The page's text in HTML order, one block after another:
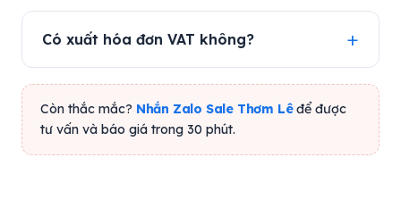
Có xuất hóa đơn VAT không?
Còn thắc mắc? Nhắn Zalo Sale Thơm Lêđể được
tư vấn và báo giá trong 30 phút.